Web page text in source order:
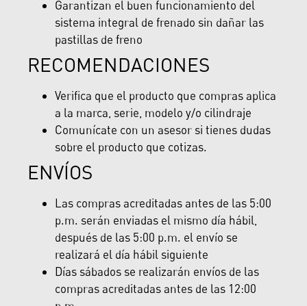
Garantizan el buen funcionamiento del
sistema integral de frenado sin dañar las
pastillas de freno
RECOMENDACIONES
Verifica que el producto que compras aplica
a la marca, serie, modelo y/o cilindraje
Comunícate con un asesor si tienes dudas
sobre el producto que cotizas.
ENVÍOS
Las compras acreditadas antes de las 5:00
p.m. serán enviadas el mismo día hábil,
después de las 5:00 p.m. el envío se
realizará el día hábil siguiente
Días sábados se realizarán envíos de las
compras acreditadas antes de las 12:00